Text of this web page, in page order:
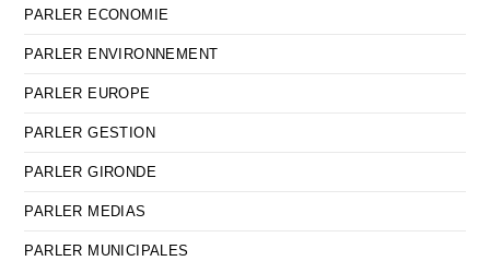
PARLER ECONOMIE
PARLER ENVIRONNEMENT
PARLER EUROPE
PARLER GESTION
PARLER GIRONDE
PARLER MEDIAS
PARLER MUNICIPALES